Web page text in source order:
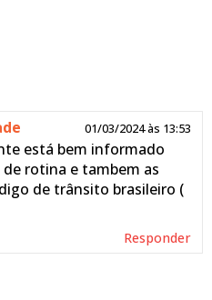
01/03/2024 às 13:53
está bem informado
rotina e tambem as
de trânsito brasileiro (
Responder